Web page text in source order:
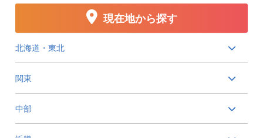
北海道・東北
関東
中部
現在地から探す